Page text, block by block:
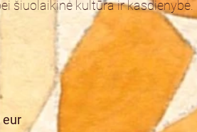
šiuolaikinė kultūra ir kasdienybė.
eur